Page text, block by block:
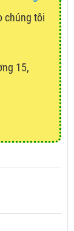
chúng tôi
15,